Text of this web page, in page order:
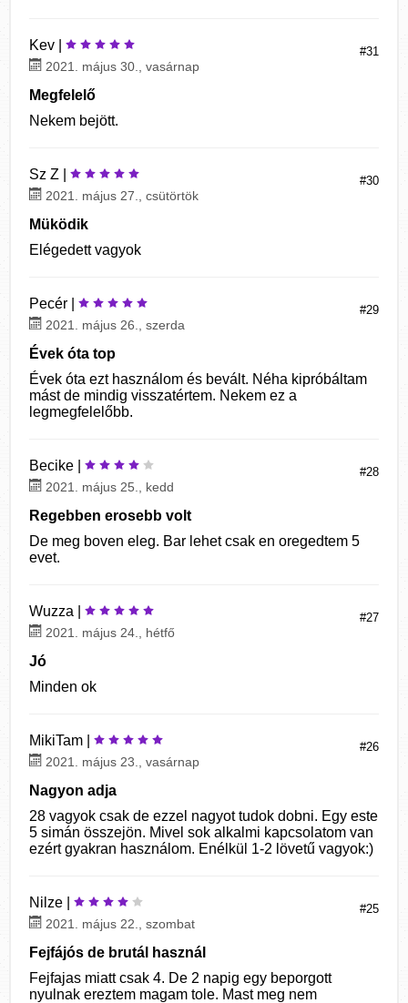
#31
Kev |
2021. május 30., vasárnap
Megfelelő
Nekem bejött.
#30
Sz Z |
2021. május 27., csütörtök
Müködik
Elégedett vagyok
#29
Pecér |
2021. május 26., szerda
Évek óta top
Évek óta ezt használom és bevált. Néha kipróbáltam
mást de mindig visszatértem. Nekem ez a
legmegfelelőbb.
#28
Becike |
2021. május 25., kedd
Regebben erosebb volt
De meg boven eleg. Bar lehet csak en oregedtem 5
evet.
#27
Wuzza |
2021. május 24., hétfő
Jó
Minden ok
#26
MikiTam |
2021. május 23., vasárnap
Nagyon adja
28 vagyok csak de ezzel nagyot tudok dobni. Egy este
5 simán összejön. Mivel sok alkalmi kapcsolatom van
ezért gyakran használom. Enélkül 1-2 lövetű vagyok:)
#25
Nilze |
2021. május 22., szombat
Fejfájós de brutál használ
Fejfajas miatt csak 4. De 2 napig egy beporgott
nyulnak ereztem magam tole. Mast meg nem